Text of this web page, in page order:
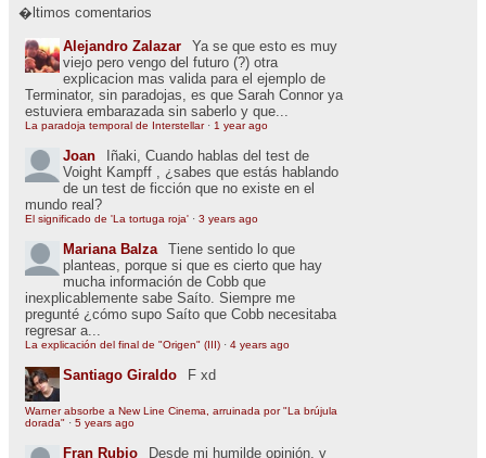
�ltimos comentarios
Alejandro Zalazar
Ya se que esto es muy
viejo pero vengo del futuro (?) otra
explicacion mas valida para el ejemplo de
Terminator, sin paradojas, es que Sarah Connor ya
estuviera embarazada sin saberlo y que...
La paradoja temporal de Interstellar· 1 year ago
Joan
Iñaki, Cuando hablas del test de
Voight Kampff , ¿sabes que estás hablando
de un test de ficción que no existe en el
mundo real?
El significado de 'La tortuga roja' · 3 years ago
Mariana Balza
Tiene sentido lo que
planteas, porque si que es cierto que hay
mucha información de Cobb que
inexplicablemente sabe Saíto. Siempre me
pregunté ¿cómo supo Saíto que Cobb necesitaba
regresar a...
La explicación del final de "Origen" (III) · 4 years ago
Santiago Giraldo F xd
Warner absorbe a New Line Cinema, arruinada por "La brújula
dorada" · 5 years ago
Fran Rubio
Desde mi humilde opinión, y